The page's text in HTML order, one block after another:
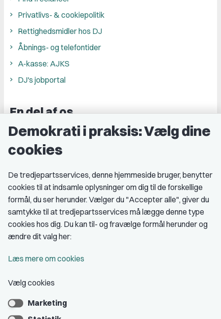
Privatlivs- & cookiepolitik
Rettighedsmidler hos DJ
Åbnings- og telefontider
A-kasse: AJKS
DJ's jobportal
En del af os
Grupper og kredse
Studenterorganisationer
Medlemskab
Fordele som medlem
Kontingent
Bliv medlem
Demokrati i praksis: Vælg dine
cookies
De tredjepartsservices, denne hjemmeside bruger, benytter
cookies til at indsamle oplysninger om dig til de forskellige
formål, du ser herunder. Vælger du "Accepter alle", giver du
samtykke til at tredjepartsservices må lægge denne type
cookies hos dig. Du kan til- og fravælge formål herunder og
ændre dit valg her:
Læs mere om cookies
Vælg cookies
Marketing